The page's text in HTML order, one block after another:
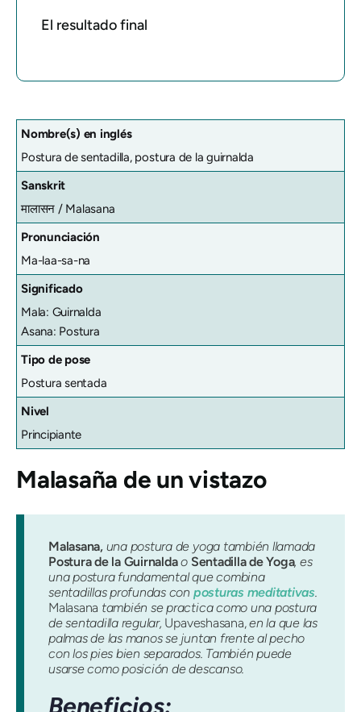
El resultado final
Nombre(s) en inglés
Postura de sentadilla, postura de la guirnalda
Sanskrit
मालासन / Malasana
Pronunciación
Ma-laa-sa-na
Significado
Mala: Guirnalda
Asana: Postura
Tipo de pose
Postura sentada
Nivel
Principiante
Malasaña de un vistazo
Malasana,una postura de yoga también llamada
Postura de la Guirnaldao Sentadilla de Yoga, es
una postura fundamental que combina
sentadillas profundas con posturas meditativas.
Malasana también se practica como una postura
de sentadilla regular, Upaveshasana,en la que las
palmas de las manos se juntan frente al pecho
con los pies bien separados. También puede
usarse como posición de descanso.
Beneficios: